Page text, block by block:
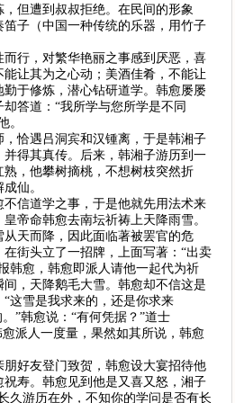
但遭到叔叔拒绝。在民间的形象
子（中国一种传统的乐器，用竹子
行，对繁华艳丽之事感到厌恶，喜
让其为之心动；美酒佳肴，不能让
于修炼，潜心钻研道学。韩愈屡屡
答道：“我所学与您所学是不同
。
恰遇吕洞宾和汉锺离，于是韩湘子
得其真传。后来，韩湘子游历到一
，他攀树摘桃，不想树枝突然折
仙。
信道学之事，于是他就先用法术来
帝命韩愈去南坛祈祷上天降雨雪。
天而降，因此面临著被罢官的危
街头立了一招牌，上面写著：“出卖
韩愈，韩愈即派人请他一起代为祈
，天降鹅毛大雪。韩愈却不信这是
这雪是我求来的，还是你求来
”韩愈说：“有何凭据？”道士
派人一度量，果然如其所说，韩愈
好友登门致贺，韩愈设大宴招待他
寿。韩愈见到他是又喜又怒，湘子
久游历在外，不知你的学问是否有长